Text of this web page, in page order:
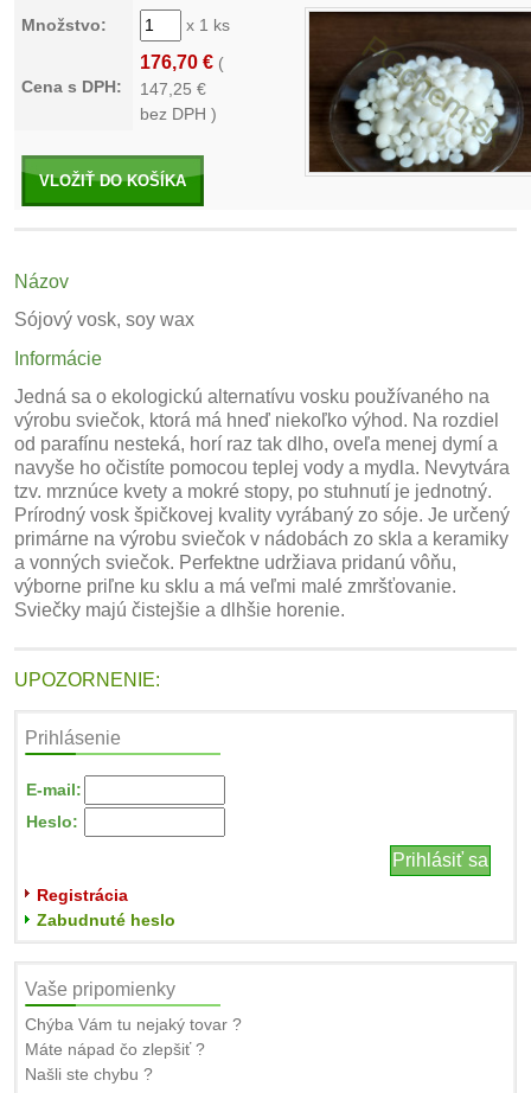
Množstvo:
x 1 ks
Cena s DPH:
176,70 € (
147,25 €
bez DPH )
VLOŽIŤ DO KOŠÍKA
Názov
Sójový vosk, soy wax
Informácie
Jedná sa o ekologickú alternatívu vosku používaného na
výrobu sviečok, ktorá má hneď niekoľko výhod. Na rozdiel
od parafínu nesteká, horí raz tak dlho, oveľa menej dymí a
navyše ho očistíte pomocou teplej vody a mydla. Nevytvára
tzv. mrznúce kvety a mokré stopy, po stuhnutí je jednotný.
Prírodný vosk špičkovej kvality vyrábaný zo sóje. Je určený
primárne na výrobu sviečok v nádobách zo skla a keramiky
a vonných sviečok. Perfektne udržiava pridanú vôňu,
výborne priľne ku sklu a má veľmi malé zmršťovanie.
Sviečky majú čistejšie a dlhšie horenie.
UPOZORNENIE:
Prihlásenie
E-mail:
Heslo:
Registrácia
Zabudnuté heslo
Vaše pripomienky
Chýba Vám tu nejaký tovar ?
Máte nápad čo zlepšiť ?
Našli ste chybu ?